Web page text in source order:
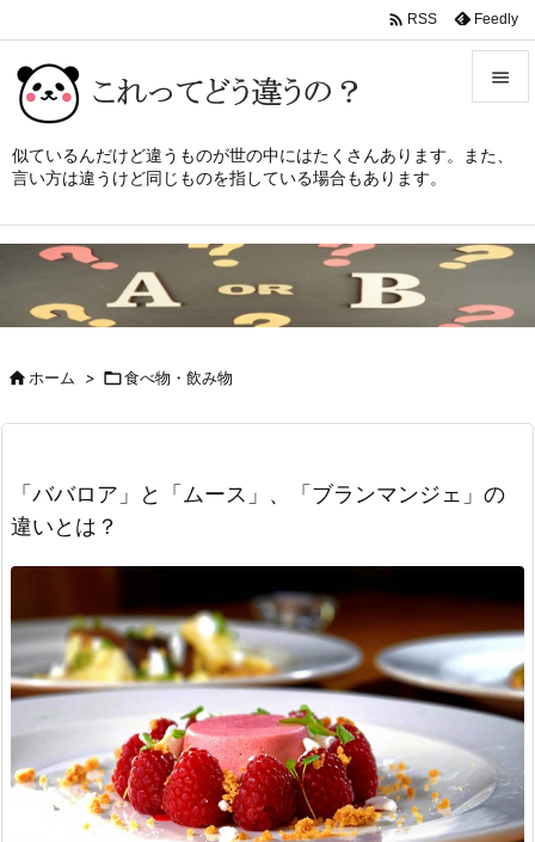
似ているんだけど違うものが世の中にはたくさんあります。また、
言い方は違うけど同じものを指している場合もあります。

メニュ


 RSS Feedly
ホーム > 食べ物・飲み物
「ババロア」と「ムース」、「ブランマンジェ」の
違いとは？